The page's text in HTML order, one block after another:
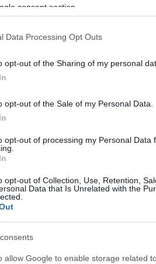
consent section.
Data Processing Opt Outs
opt-out of the Sharing of my personal
opt-out of the Sale of my Personal Data.
opt-out of processing my Personal Data
opt-out of Collection, Use, Retention,
Data that Is Unrelated with the
allow Google to enable storage related
υπάρχουν παραπάνω
και τα υπόλοιπα τις
φαίνεται στην φωτογραφία
μια αρκετά
η φωτογραφία, ενδεχομένως
το ίδιο αεροσκάφος, αλλά ο
πρόκειται για την πρώτη νέα
στην Ρωσία μετά
εύλογα υπάρχει μεγάλο
της ρωσικής